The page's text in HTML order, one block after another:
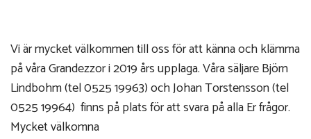
Vi är mycket välkommen till oss för att känna och klämma
på våra Grandezzor i 2019 års upplaga. Våra säljare Björn
Lindbohm (tel 0525 19963) och Johan Torstensson (tel
0525 19964) finns på plats för att svara på alla Er frågor.
Mycket välkomna